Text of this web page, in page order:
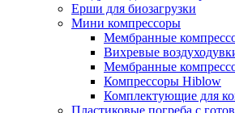
Ерши для биозагрузки
Мини компрессоры
Мембранные
Вихревые
Мембранные
Компрессоры Hiblow
Комплектующие для
Пластиковые погреба с